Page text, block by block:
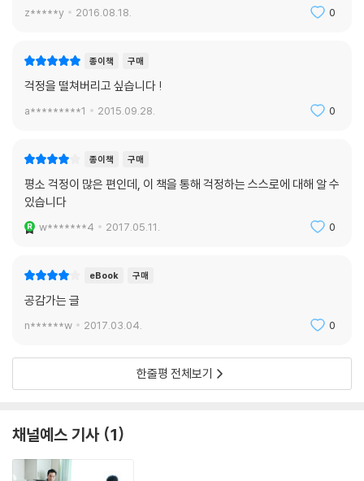
z*****y 2016.08.18. 0
종이책 구매
걱정을 떨쳐버리고 싶습니다 !
a*********1 2015.09.28. 0
종이책 구매
평소 걱정이 많은 편인데, 이 책을 통해 걱정하는 스스로에 대해 알 수
있습니다
w*******4 2017.05.11. 0
eBook 구매
공감가는 글
n******w 2017.03.04. 0
한줄평 전체보기
채널예스 기사 1